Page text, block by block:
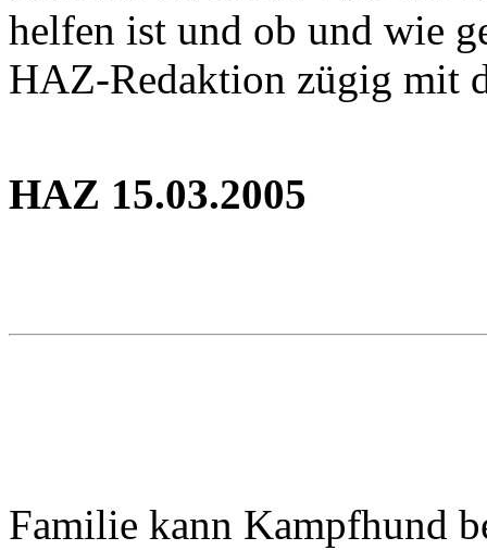
helfen ist und ob und wie
HAZ-Redaktion zügig mit
HAZ 15.03.2005
Familie kann Kampfhund